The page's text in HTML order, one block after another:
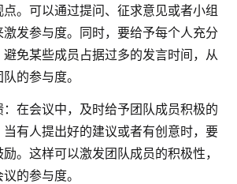
。可以通过提问、征求意见或者小组
发参与度。同时，要给予每个人充分
免某些成员占据过多的发言时间，从
的参与度。
：在会议中，及时给予团队成员积极的
当有人提出好的建议或者有创意时，要
。这样可以激发团队成员的积极性，
的参与度。